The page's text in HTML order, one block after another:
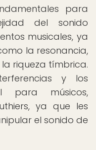
para
del sonido
musicales, ya
la resonancia,
riqueza tímbrica.
y los
para músicos,
ya que les
el sonido de